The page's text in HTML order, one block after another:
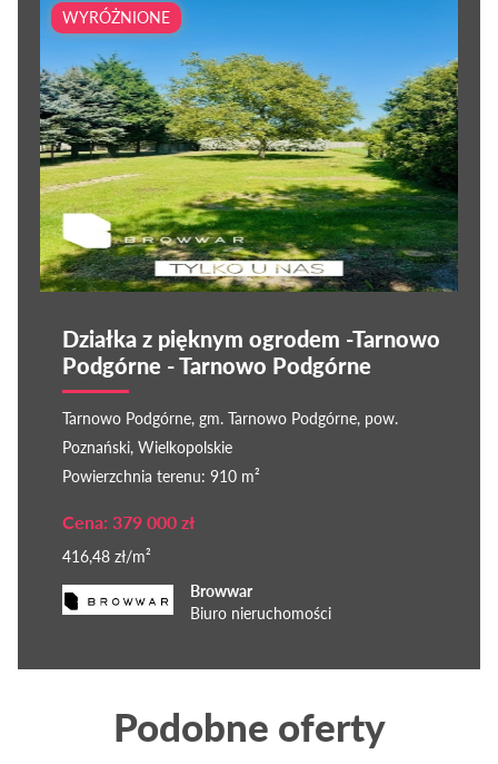
WYRÓŻNIONE
Działka z pięknym ogrodem -Tarnowo
Podgórne - Tarnowo Podgórne
Tarnowo Podgórne, gm. Tarnowo Podgórne, pow.
Poznański, Wielkopolskie
Powierzchnia terenu: 910 m²
Cena: 379 000 zł
416,48 zł/m²
Browwar
Biuro nieruchomości
Podobne oferty